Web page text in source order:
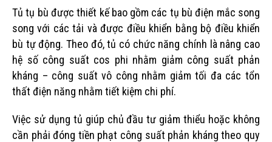
Tủ tụ bù được thiết kế bao gồm các tụ bù điện mắc song
song với các tải và được điều khiển bằng bộ điều khiển
bù tự động. Theo đó, tủ có chức năng chính là nâng cao
hệ số công suất cos phi nhằm giảm công suất phản
kháng – công suất vô công nhằm giảm tối đa các tổn
thất điện năng nhằm tiết kiệm chi phí.
Việc sử dụng tủ giúp chủ đầu tư giảm thiểu hoặc không
cần phải đóng tiền phạt công suất phản kháng theo quy